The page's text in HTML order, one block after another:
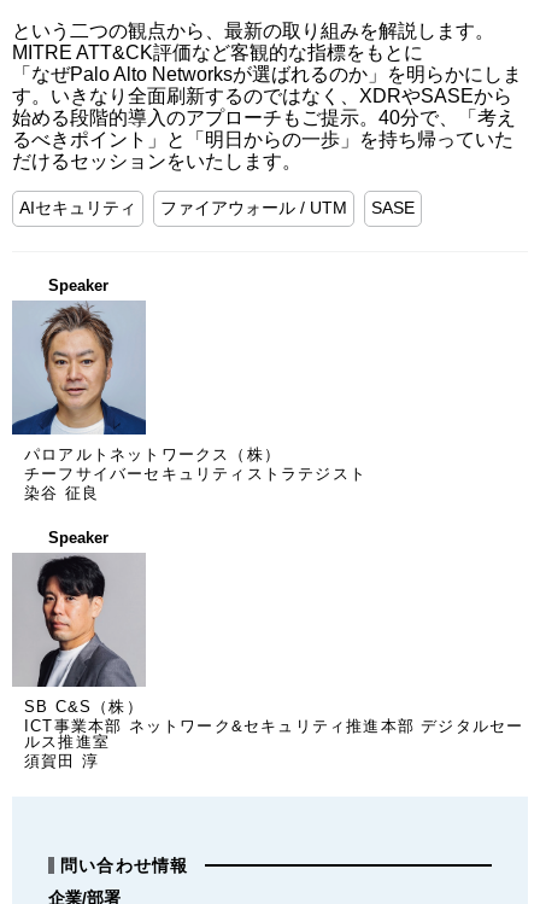
という二つの観点から、最新の取り組みを解説します。
MITRE ATT&CK評価など客観的な指標をもとに
「なぜPalo Alto Networksが選ばれるのか」を明らかにしま
す。いきなり全面刷新するのではなく、XDRやSASEから
始める段階的導入のアプローチもご提示。40分で、「考え
るべきポイント」と「明日からの一歩」を持ち帰っていた
だけるセッションをいたします。
AIセキュリティ ファイアウォール / UTM SASE
Speaker
パロアルトネットワークス（株）
チーフサイバーセキュリティストラテジスト
染谷 征良
Speaker
SB C&S（株）
ICT事業本部 ネットワーク&セキュリティ推進本部 デジタルセー
ルス推進室
須賀田 淳
問い合わせ情報
企業/部署